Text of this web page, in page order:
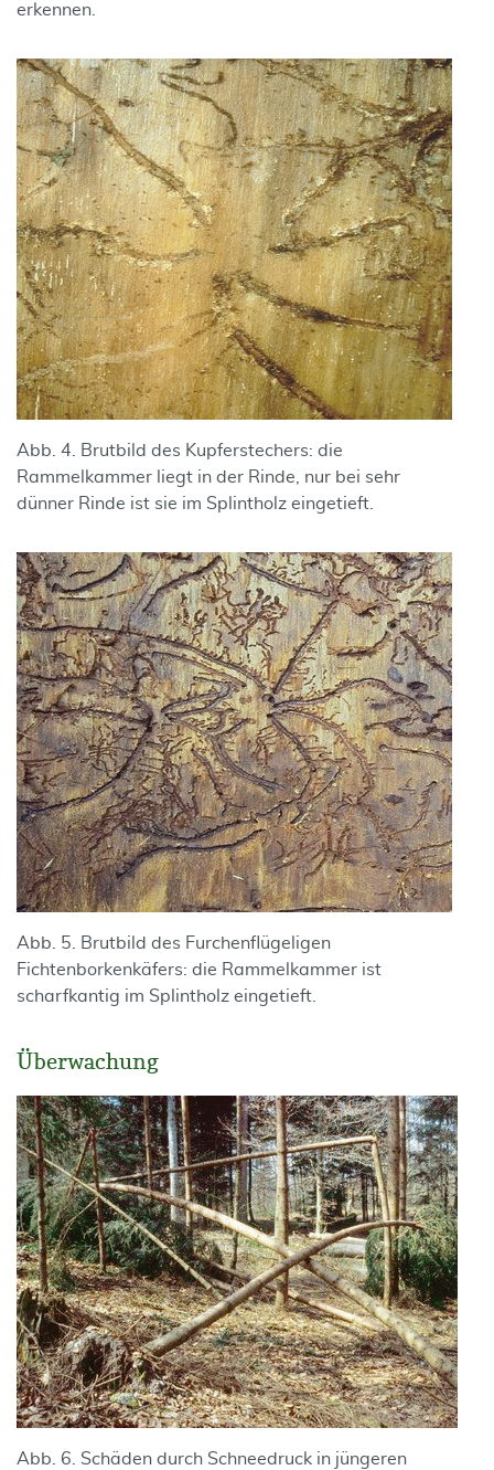
erkennen.
Abb. 4. Brutbild des Kupferstechers: die
Rammelkammer liegt in der Rinde, nur bei sehr
dünner Rinde ist sie im Splintholz eingetieft.
Abb. 5. Brutbild des Furchenflügeligen
Fichtenborkenkäfers: die Rammelkammer ist
scharfkantig im Splintholz eingetieft.
Überwachung
Abb. 6. Schäden durch Schneedruck in jüngeren